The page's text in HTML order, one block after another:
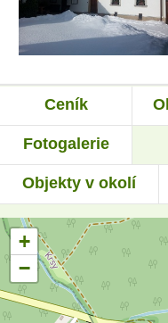
Ceník
Fotogalerie
Objekty v okolí
+
−